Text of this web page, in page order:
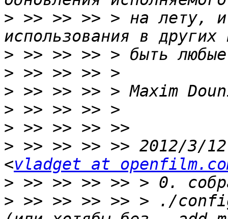
> >> >> >> > на лету, и
>
>
>
>
>
> >> >> >> >> 2012/3/
<vladget at
>
> >> >> >> >> > ./